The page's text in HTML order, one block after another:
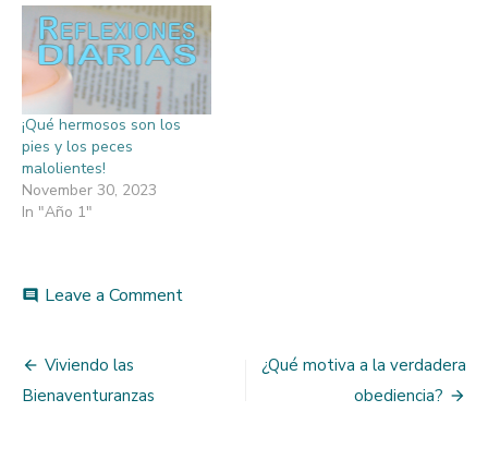
¡Qué hermosos son los
pies y los peces
malolientes!
November 30, 2023
In "Año 1"
comment Leave a Commenton
Post
navigation
Viviendo las
Bienaventuranzas
¿Qué motiva a la verdadera
obediencia?